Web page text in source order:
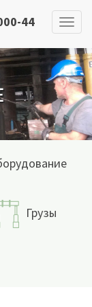
44
Грузы